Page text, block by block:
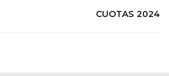
CUOTAS 2024